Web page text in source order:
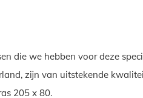
die we hebben voor deze
zijn van uitstekende
205 x 80.